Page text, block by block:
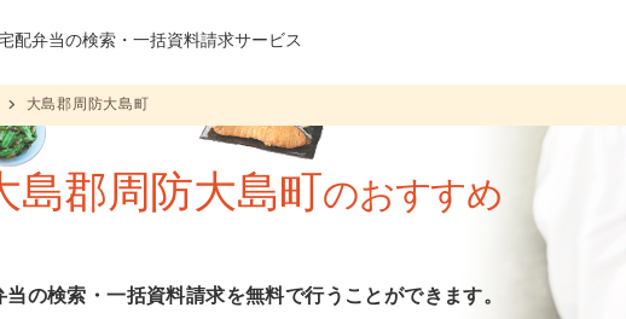
配弁当の検索・一括資料請求サービス
大島郡周防大島町
島郡周防大島町のおすすめ
の検索・一括資料請求を無料で行うことができます。